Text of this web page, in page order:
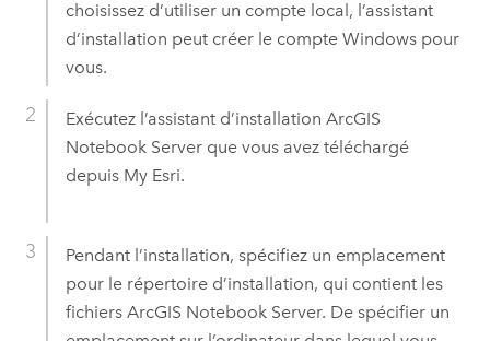
choisissez d’utiliser un compte local, l’assistant
d’installation peut créer le compte Windowspour
vous.
Exécutez l’assistant d’installation ArcGIS
Notebook Serverque vous avez téléchargé
depuis My Esri.
Pendant l’installation, spécifiez un emplacement
pour le répertoire d’installation, qui contient les
fichiers ArcGIS Notebook Server. De spécifier un